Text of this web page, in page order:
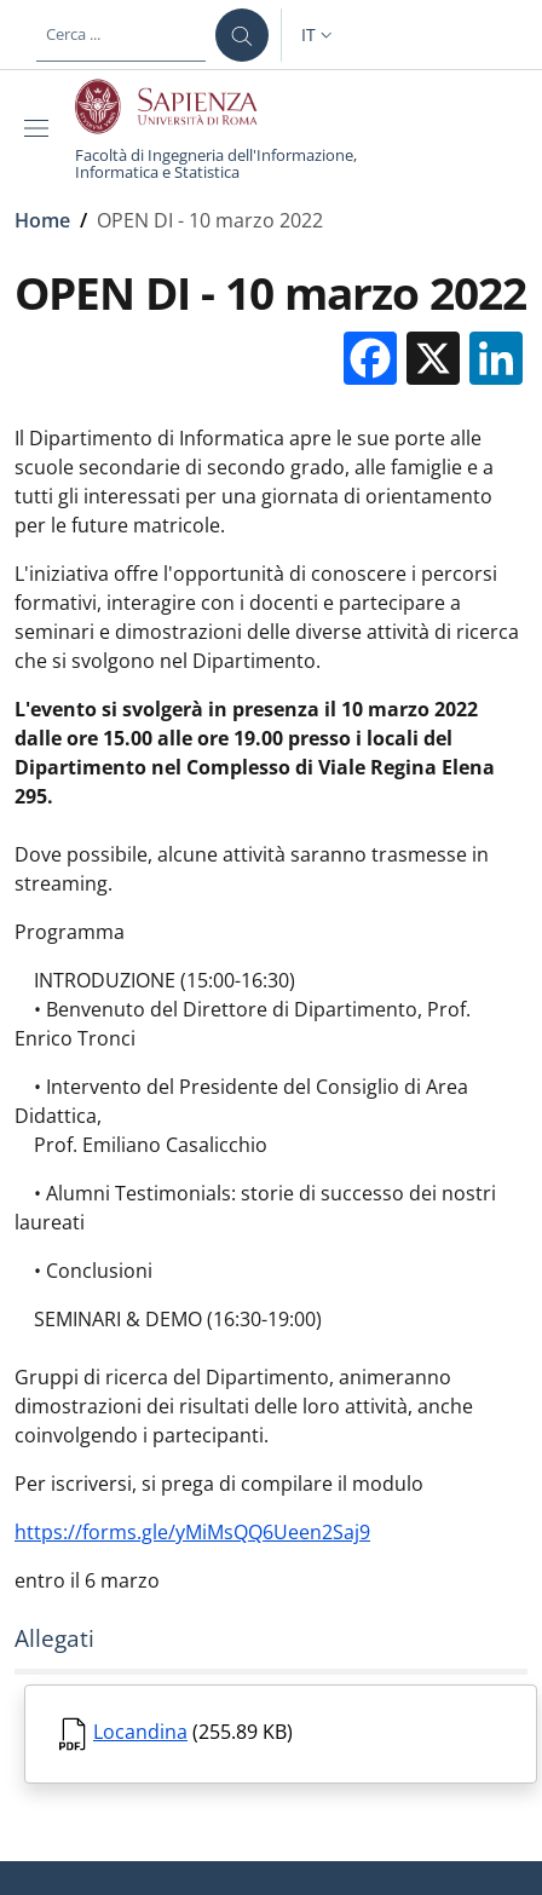
al contenuto principale
SELETTORE LINGUA:
IT
Facoltà di Ingegneria dell'Informazione,
Informatica e Statistica
Briciole di pane
Home / OPEN DI - 10 marzo 2022
OPEN DI - 10 marzo 2022
X
Il Dipartimento di Informatica apre le sue porte alle
scuole secondarie di secondo grado, alle famiglie e a
tutti gli interessati per una giornata di orientamento
per le future matricole.
L'iniziativa offre l'opportunità di conoscere i percorsi
formativi, interagire con i docenti e partecipare a
seminari e dimostrazioni delle diverse attività di ricerca
che si svolgono nel Dipartimento.
L'evento si svolgerà in presenza il 10 marzo 2022
dalle ore 15.00 alle ore 19.00 presso i locali del
Dipartimento nel Complesso di Viale Regina Elena
295.
Dove possibile, alcune attività saranno trasmesse in
streaming.
Programma
INTRODUZIONE (15:00-16:30)
• Benvenuto del Direttore di Dipartimento, Prof.
Enrico Tronci
• Intervento del Presidente del Consiglio di Area
Didattica,
Prof. Emiliano Casalicchio
• Alumni Testimonials: storie di successo dei nostri
laureati
• Conclusioni
SEMINARI & DEMO (16:30-19:00)
Gruppi di ricerca del Dipartimento, animeranno
dimostrazioni dei risultati delle loro attività, anche
coinvolgendo i partecipanti.
Per iscriversi, si prega di compilare il modulo
https://forms.gle/yMiMsQQ6Ueen2Saj9
entro il 6 marzo
Allegati
Locandina (255.89 KB)